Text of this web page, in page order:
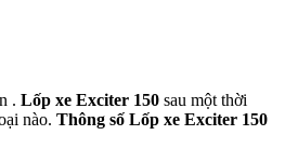
. Lốp xe Exciter 150 sau một thời
nào. Thông số Lốp xe Exciter 150